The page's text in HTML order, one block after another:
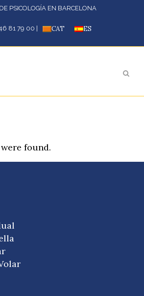
PSICOLOGÍA EN BARCELONA
81 79 00 | CAT ES
found.